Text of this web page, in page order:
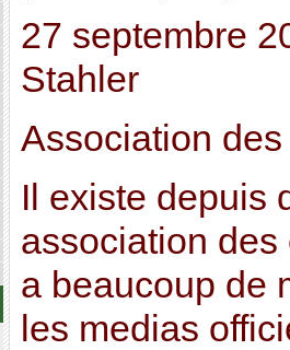
27 septembre
Stahler
Association
Il existe depuis
association
a beaucoup de
les medias